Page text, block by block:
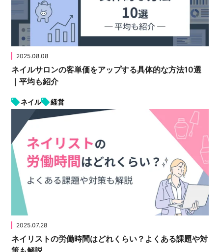
2025.08.08
ネイルサロンの客単価をアップする具体的な方法10選
｜平均も紹介
ネイル 経営
2025.07.28
ネイリストの労働時間はどれくらい？よくある課題や対